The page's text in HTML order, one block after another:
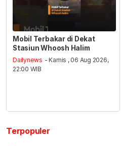
Mobil Terbakar di Dekat
Stasiun Whoosh Halim
Dailynews - Kamis , 06 Aug 2026,
22:00 WIB
Terpopuler